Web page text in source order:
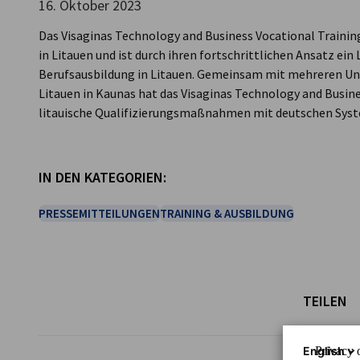
Lithuania
16. Oktober 2023
Das Visaginas Technology and Business Vocational
in Litauen und ist durch ihren fortschrittlichen Ansatz ein
Berufsausbildung in Litauen. Gemeinsam mit mehreren
Litauen in Kaunas hat das Visaginas Technology and
litauische Qualifizierungsmaßnahmen mit deutschen
IN DEN KATEGORIEN:
PRESSEMITTEILUNGENTRAINING & AUSBILDUNG
TEILEN
English
Privacy